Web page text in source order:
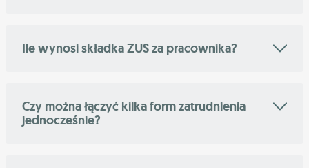
Ile wynosi składka ZUS za pracownika?
Czy można łączyć kilka form zatrudnienia
jednocześnie?